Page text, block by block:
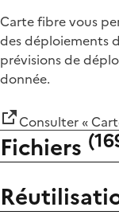
Carte fibre vous
des déploiements
prévisions de
donnée.
Consulter «
Fichiers (